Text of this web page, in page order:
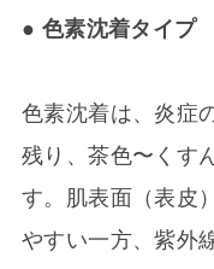
● 色素沈着タイプ
色素沈着は、炎症
残り、茶色〜くす
す。肌表面（表皮
やすい一方、紫外